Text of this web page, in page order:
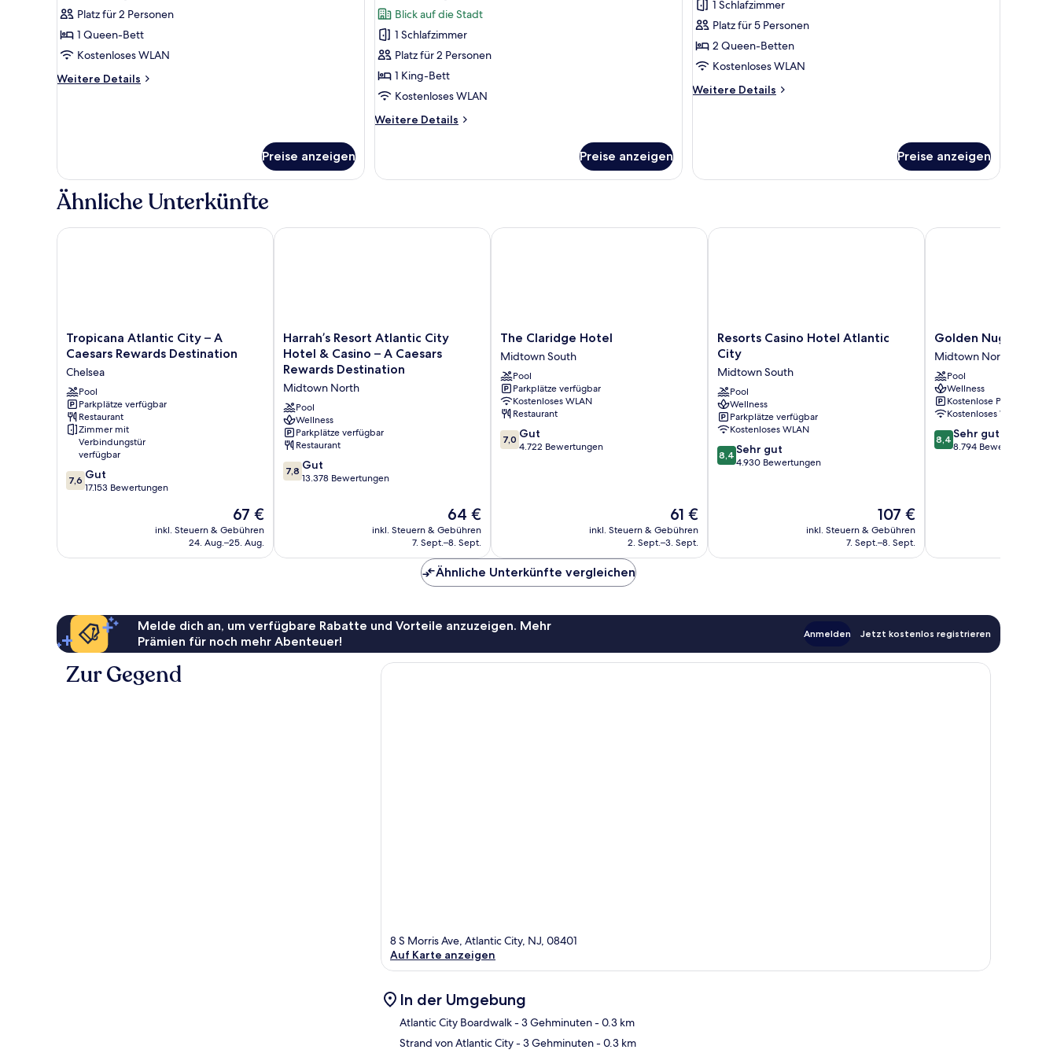
Standardzimmer,
1
Queen-
Bett,
Nichtraucher
Bewertung)
Platz für 2 Personen
1 Queen-Bett
Kostenloses WLAN
Weitere Details
Weitere
Nichtraucher
Preise anzeigen
Deluxe-
Einzelzimmer,
1 King-
Bett,
Nichtraucher
anzeigen
Bewertungen)
Blick auf die Stadt
1 Schlafzimmer
Platz für 2 Personen
1 King-Bett
Kostenloses WLAN
Weitere Details
Weitere
Einzelzimmer,
Preise anzeigen
Grand-
Zimmer
anzeigen
1 Schlafzimmer
Platz für 5 Personen
2 Queen-Betten
Kostenloses WLAN
Weitere Details
Weitere
Preise anzeigen
Ähnliche Unterkünfte
Tropicana
Atlantic
–
A
Caesars
Rewards
Destination
Chelsea
Tropicana Atlantic City – A
Caesars Rewards Destination
Chelsea
Pool
Parkplätze verfügbar
Restaurant
Zimmer mit
Verbindungstür
verfügbar
7.6
von
7,6 Gut
17.153 Bewertungen
Der
Preis
beträgt
67 €
inkl. Steuern & Gebühren
24. Aug.–25. Aug.
Tropicana Atlantic City – A Caesars Rewards Destination
Harrah’s
Resort
Atlantic
City
Hotel
&
Casino
–
A
Caesars
Rewards
Harrah’s Resort Atlantic City
Hotel & Casino – A Caesars
Rewards Destination
Midtown North
Pool
Wellness
Parkplätze verfügbar
Restaurant
7.8
von
7,8 Gut
13.378 Bewertungen
Der
Preis
beträgt
64 €
inkl. Steuern & Gebühren
7. Sept.–8. Sept.
Harrah’s Resort Atlantic City Hotel & Casino – A Caesars Rewards Destination
The
Claridge
Hotel
Midtown
South
The Claridge Hotel
Midtown South
Pool
Parkplätze verfügbar
Kostenloses WLAN
Restaurant
7.0
von
7,0 Gut
4.722 Bewertungen
Der
Preis
beträgt
61 €
inkl. Steuern & Gebühren
2. Sept.–3. Sept.
The Claridge Hotel
Resorts
Casino
Hotel
Atlantic
City
Midtown
South
Resorts Casino Hotel Atlantic
City
Midtown South
Pool
Wellness
Parkplätze verfügbar
Kostenloses WLAN
8.4
von
8,4 Sehr gut
4.930 Bewertungen
Der
Preis
beträgt
107 €
inkl. Steuern & Gebühren
7. Sept.–8. Sept.
Resorts Casino Hotel Atlantic City
Golden
Nugget
Midtown
North
Golden Nugget
Midtown North
Pool
Wellness
Kostenlose Parkplätze
Kostenloses WLAN
8.4
von
8,4 Sehr gut
8.794 Bewertungen
Golden Nugget
Ähnliche Unterkünfte vergleichen
Melde dich an, um verfügbare Rabatte und Vorteile anzuzeigen. Mehr
Prämien für noch mehr Abenteuer!
Anmelden Jetzt kostenlos registrieren
Zur Gegend
8 S Morris Ave, Atlantic City, NJ, 08401
Auf Karte anzeigen
In der Umgebung
Atlantic City Boardwalk- 3 Gehminuten- 0.3 km
Strand von Atlantic City- 3 Gehminuten- 0.3 km